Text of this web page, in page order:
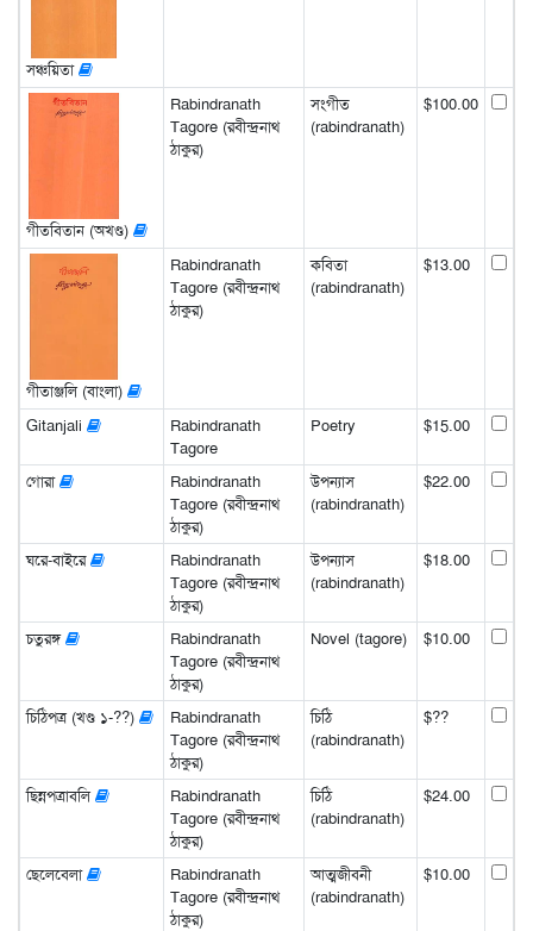
সঞ্চয়িতা
গীতবিতান (অখণ্ড)
Rabindranath
Tagore (রবীন্দ্রনাথ
ঠাকুর)
সংগীত
(rabindranath)
$100.00
গীতাঞ্জলি (বাংলা)
Rabindranath
Tagore (রবীন্দ্রনাথ
ঠাকুর)
কবিতা
(rabindranath)
$13.00
Gitanjali
Rabindranath
Tagore
Poetry $15.00
গোরা
Rabindranath
Tagore (রবীন্দ্রনাথ
ঠাকুর)
উপন্যাস
(rabindranath)
$22.00
ঘরে-বাইরে
Rabindranath
Tagore (রবীন্দ্রনাথ
ঠাকুর)
উপন্যাস
(rabindranath)
$18.00
চতুরঙ্গ
Rabindranath
Tagore (রবীন্দ্রনাথ
ঠাকুর)
Novel (tagore) $10.00
চিঠিপত্র (খণ্ড ১-??)
Rabindranath
Tagore (রবীন্দ্রনাথ
ঠাকুর)
চিঠি
(rabindranath)
$??
ছিন্নপত্রাবলি
Rabindranath
Tagore (রবীন্দ্রনাথ
ঠাকুর)
চিঠি
(rabindranath)
$24.00
ছেলেবেলা
Rabindranath
Tagore (রবীন্দ্রনাথ
ঠাকুর)
আত্মজীবনী
(rabindranath)
$10.00